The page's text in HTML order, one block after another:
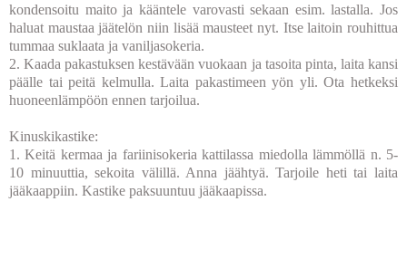
kondensoitu maito ja kääntele varovasti sekaan esim. lastalla. Jos
haluat maustaa jäätelön niin lisää mausteet nyt. Itse laitoin rouhittua
tummaa suklaata ja vaniljasokeria.
2. Kaada pakastuksen kestävään vuokaan ja tasoita pinta, laita kansi
päälle tai peitä kelmulla. Laita pakastimeen yön yli. Ota hetkeksi
huoneenlämpöön ennen tarjoilua.
Kinuskikastike:
1. Keitä kermaa ja fariinisokeria kattilassa miedolla lämmöllä n. 5-
10 minuuttia, sekoita välillä. Anna jäähtyä. Tarjoile heti tai laita
jääkaappiin. Kastike paksuuntuu jääkaapissa.